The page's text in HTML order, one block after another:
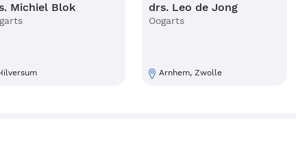
Michiel Blok drs. Leo de Jong
Oogarts
Arnhem, Zwolle